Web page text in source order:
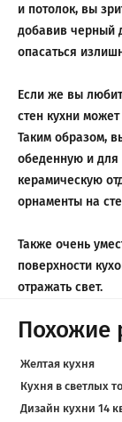
и потолок, вы
добавив черный
опасаться
Если же вы
стен кухни
Таким образом,
обеденную и для
керамическую
орнаменты на
Также очень
поверхности
отражать свет.
Похожие
Желтая кухня
Кухня в светлых
Дизайн кухни 14